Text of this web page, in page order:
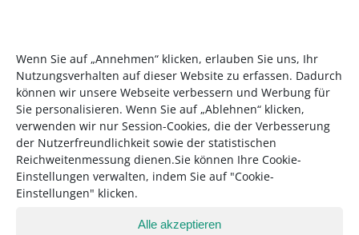
Wenn Sie auf „Annehmen“ klicken, erlauben Sie uns, Ihr
Nutzungsverhalten auf dieser Website zu erfassen. Dadurch
können wir unsere Webseite verbessern und Werbung für
Sie personalisieren. Wenn Sie auf „Ablehnen“ klicken,
verwenden wir nur Session-Cookies, die der Verbesserung
der Nutzerfreundlichkeit sowie der statistischen
Reichweitenmessung dienen.Sie können Ihre Cookie-
Einstellungen verwalten, indem Sie auf "Cookie-
Einstellungen" klicken.
Alle akzeptieren
Ein übersäuerter Körper ist oft einfach überfordert. Bei einer
Kur im Lanserhof wird alles wieder ins Gleichgewicht
gebracht.
Foto: Maximilian Koenig für Lanserhof